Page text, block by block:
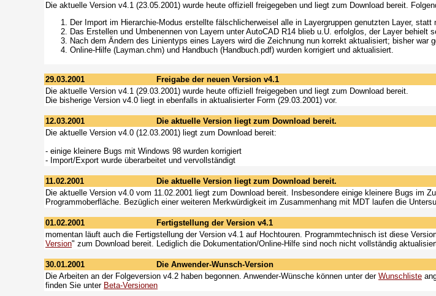
Die aktuelle Version v4.1 (23.05.2001) wurde heute offiziell freigegeben und liegt zum Download bereit.
Der Import im Hierarchie-Modus erstellte fälschlicherweisel alle in Layergruppen genutzten Layer,
Das Erstellen und Umbenennen von Layern unter AutoCAD R14 blieb u.U. erfolglos, der Layer behielt
Nach dem Ändern des Linientyps eines Layers wird die Zeichnung nun korrekt aktualisiert; bisher war
Online-Hilfe (Layman.chm) und Handbuch (Handbuch.pdf) wurden korrigiert und aktualisiert.
29.03.2001
Freigabe der neuen Version v4.1
Die aktuelle Version v4.1 (29.03.2001) wurde heute offiziell freigegeben und liegt zum Download bereit.
Die bisherige Version v4.0 liegt in ebenfalls in aktualisierter Form (29.03.2001) vor.
12.03.2001
Die aktuelle Version liegt zum Download bereit.
Die aktuelle Version v4.0 (12.03.2001) liegt zum Download bereit:
- einige kleinere Bugs mit Windows 98 wurden korrigiert
- Import/Export wurde überarbeitet und vervollständigt
11.02.2001
Die aktuelle Version liegt zum Download bereit.
Die aktuelle Version v4.0 vom 11.02.2001 liegt zum Download bereit. Insbesondere einige kleinere Bugs im
Programmoberfläche. Bezüglich einer weiteren Merkwürdigkeit im Zusammenhang mit MDT laufen die
01.02.2001
Fertigstellung der Version v4.1
momentan läuft auch die Fertigstellung der Version v4.1 auf Hochtouren. Programmtechnisch ist diese
Version" zum Download bereit. Lediglich die Dokumentation/Online-Hilfe sind noch nicht vollständig
30.01.2001
Die Anwender-Wunsch-Version
Die Arbeiten an der Folgeversion v4.2 haben begonnen. Anwender-Wünsche können unter der Wunschliste
finden Sie unter Beta-Versionen